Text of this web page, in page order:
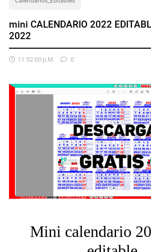
mini CALENDARIO 2022
2022
11:52:00 P.m. 0
Mini calendario